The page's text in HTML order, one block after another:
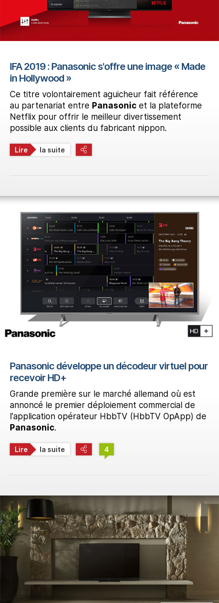
IFA 2019 : Panasonic s'offre une image « Made
in Hollywood »
Ce titre volontairement aguicheur fait référence
au partenariat entre Panasonic et la plateforme
Netflix pour offrir le meilleur divertissement
possible aux clients du fabricant nippon.
Lire la suite
Panasonic développe un décodeur virtuel pour
recevoir HD+
Grande première sur le marché allemand où est
annoncé le premier déploiement commercial de
l'application opérateur HbbTV (HbbTV OpApp) de
Panasonic.
Lire la suite 4